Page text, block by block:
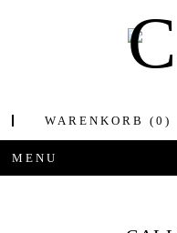
WARENKORB(0)
MENU